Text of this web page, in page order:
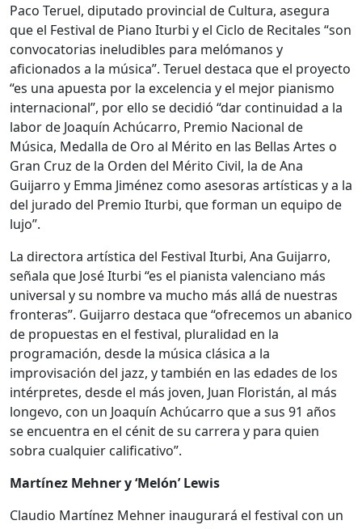
Paco Teruel, diputado provincial de Cultura, asegura
que el Festival de Piano Iturbi y el Ciclo de Recitales “son
convocatorias ineludibles para melómanos y
aficionados a la música”. Teruel destaca que el proyecto
“es una apuesta por la excelencia y el mejor pianismo
internacional”, por ello se decidió “dar continuidad a la
labor de Joaquín Achúcarro, Premio Nacional de
Música, Medalla de Oro al Mérito en las Bellas Artes o
Gran Cruz de la Orden del Mérito Civil, la de Ana
Guijarro y Emma Jiménez como asesoras artísticas y a la
del jurado del Premio Iturbi, que forman un equipo de
lujo”.
La directora artística del Festival Iturbi, Ana Guijarro,
señala que José Iturbi “es el pianista valenciano más
universal y su nombre va mucho más allá de nuestras
fronteras”. Guijarro destaca que “ofrecemos un abanico
de propuestas en el festival, pluralidad en la
programación, desde la música clásica a la
improvisación del jazz, y también en las edades de los
intérpretes, desde el más joven, Juan Floristán, al más
longevo, con un Joaquín Achúcarro que a sus 91 años
se encuentra en el cénit de su carrera y para quien
sobra cualquier calificativo”.
Martínez Mehner y ‘Melón’ Lewis
Claudio Martínez Mehner inaugurará el festival con un